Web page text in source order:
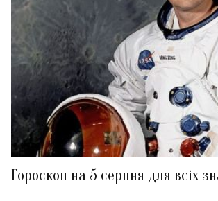
Гороскоп на 5 серпня для всіх